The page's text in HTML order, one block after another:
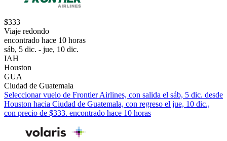
$333
Viaje redondo
encontrado hace 10 horas
sáb, 5 dic. - jue, 10 dic.
IAH
Houston
GUA
Ciudad de Guatemala
Seleccionar vuelo de Frontier Airlines, con salida el sáb, 5 dic. desde
Houston hacia Ciudad de Guatemala, con regreso el jue, 10 dic.,
con precio de $333. encontrado hace 10 horas